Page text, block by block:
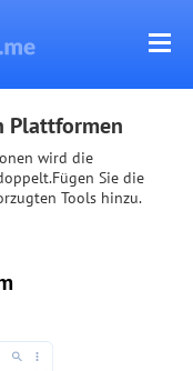
Plattformen
wird die
Fügen Sie die
Tools hinzu.